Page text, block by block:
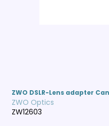
ZWO DSLR-Lens adapter
ZWO Optics
ZW12603